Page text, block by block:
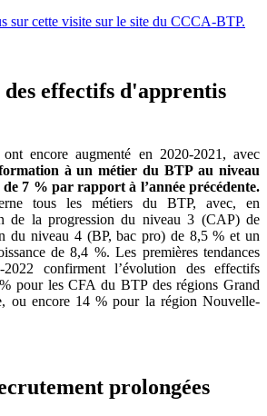
sur cette visite sur le site du CCCA-BTP.
effectifs d'apprentis
encore augmenté en 2020-2021, avec
à un métier du BTP au niveau
7 % par rapport à l’année précédente.
tous les métiers du BTP, avec, en
de la progression du niveau 3 (CAP) de
du niveau 4 (BP, bac pro) de 8,5 % et un
de 8,4 %. Les premières tendances
confirment l’évolution des effectifs
pour les CFA du BTP des régions Grand
ou encore 14 % pour la région Nouvelle-
prolongées